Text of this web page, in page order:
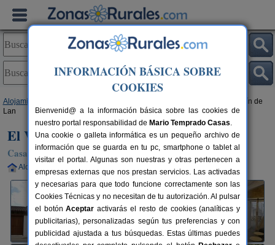
Alojamientos
> El Vallín de
Lan
El Vallín de Lan
Casa Rural en Cerezales del Condado (León)
Alquiler completo 33 km de León
INFORMACIÓN BÁSICA SOBRE
COOKIES
Bienvenid@ a la información básica sobre las cookies de
nuestro portal responsabilidad de Mario Temprado Casas.
Una cookie o galleta informática es un pequeño archivo de
información que se guarda en tu pc, smartphone o tablet al
visitar el portal. Algunas son nuestras y otras pertenecen a
empresas externas que nos prestan servicios. Las activadas
y necesarias para que todo funcione correctamente son las
Cookies Técnicas y no necesitan de tu autorización. Al pulsar
el botónAceptar activarás el resto de cookies (analíticas y
publicitarias), personalizadas según tus preferencias y con
publicidad ajustada a tus búsquedas. Estas últimas puedes